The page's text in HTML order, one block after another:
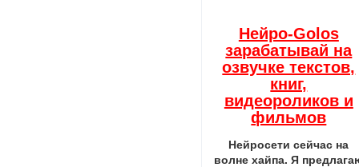
Нейро-Golos
зарабатывай на
озвучке текстов,
книг,
видеороликов и
фильмов
Нейросети сейчас на
волне хайпа. Я